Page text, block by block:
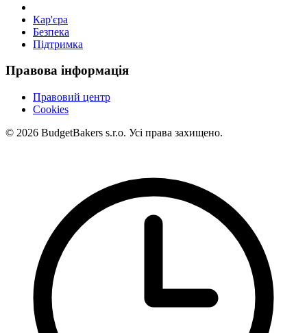
Кар'єра
Безпека
Підтримка
Правова інформація
Правовий центр
Cookies
© 2026 BudgetBakers s.r.o. Усі права захищено.